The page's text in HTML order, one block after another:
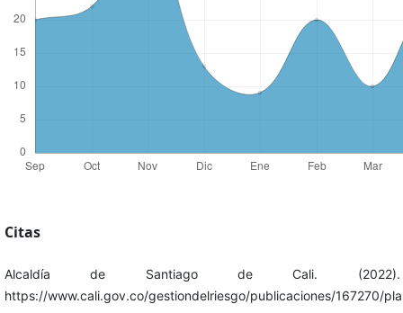
Citas
Alcaldía de Santiago de Cali.
https://www.cali.gov.co/gestiondelriesgo/publicaciones/167270/